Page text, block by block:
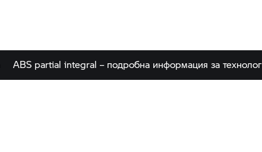
ABS partial integral – подробна информация за